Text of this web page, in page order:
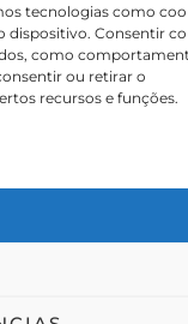
tecnologias como
dispositivo. Consentir
como
ou retirar o
recursos e funções.